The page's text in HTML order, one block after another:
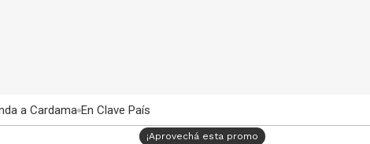
a Cardama En Clave País